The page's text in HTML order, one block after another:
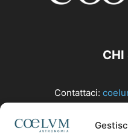
CHI
Contattaci: